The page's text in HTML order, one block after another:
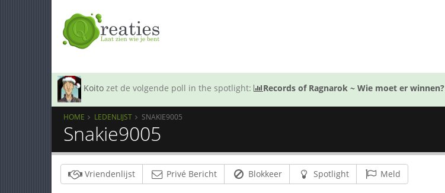
Koito zet de volgende poll in the spotlight: Records of Ragnarok ~ Wie moet er winnen?
HOME LEDENLIJST SNAKIE9005
Snakie9005
Vriendenlijst Privé Bericht Blokkeer Spotlight Meld